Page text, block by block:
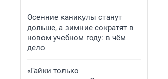
Осенние каникулы станут
дольше, а зимние сократят в
новом учебном году: в чём
дело
«Гайки только